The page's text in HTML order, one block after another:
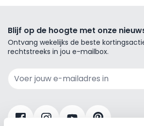
Blijf op de hoogte met onze
Ontvang wekelijks de beste
rechtstreeks in jou e-mailbox.